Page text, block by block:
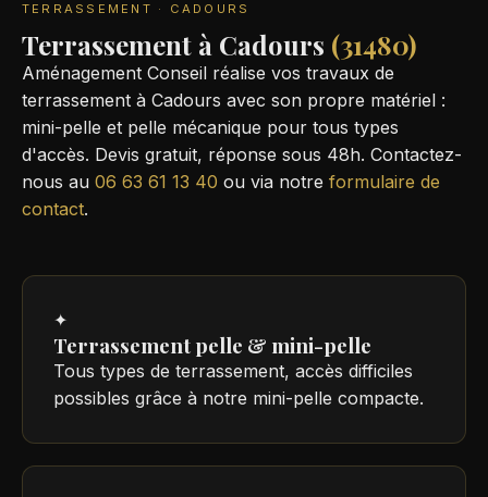
TERRASSEMENT · CADOURS
Terrassement à Cadours (31480)
Aménagement Conseil réalise vos travaux de
terrassement à Cadours avec son propre matériel :
mini-pelle et pelle mécanique pour tous types
d'accès. Devis gratuit, réponse sous 48h. Contactez-
nous au 06 63 61 13 40 ou via notre formulaire de
contact.
✦
Terrassement pelle & mini-pelle
Tous types de terrassement, accès difficiles
possibles grâce à notre mini-pelle compacte.